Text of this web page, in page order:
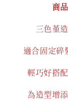
商
三色堇
適合固定碎
輕巧好搭
為造型增